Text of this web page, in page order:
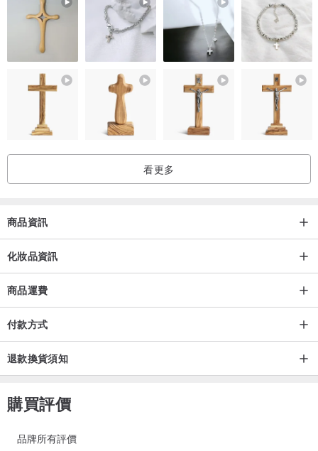
看更多
商品資訊
化妝品資訊
商品運費
付款方式
退款換貨須知
購買評價
品牌所有評價